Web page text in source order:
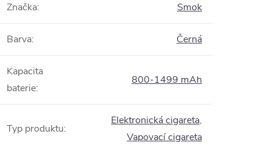
Značka: Smok
Barva: Černá
Kapacita
baterie:
800-1499 mAh
Typ produktu:
Elektronická cigareta,
Vapovací cigareta